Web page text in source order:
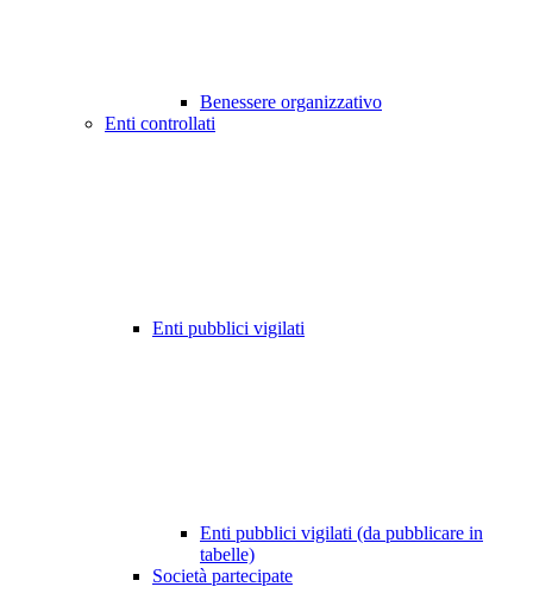
Benessere organizzativo
Enti controllati
Enti pubblici vigilati
Enti pubblici vigilati (da pubblicare in
tabelle)
Società partecipate